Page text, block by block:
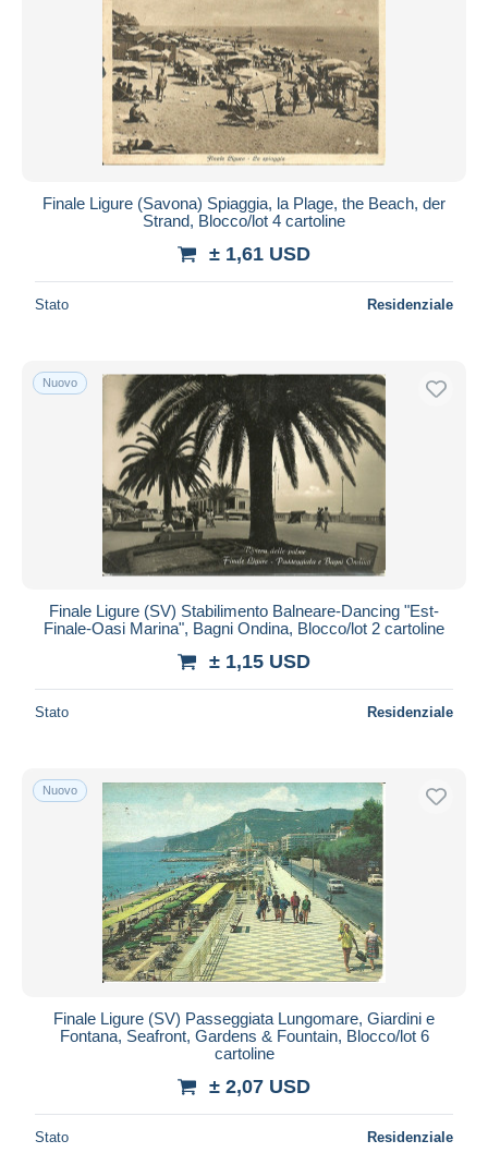
Finale Ligure (Savona) Spiaggia, la Plage, the Beach, der
Strand, Blocco/lot 4 cartoline
± 1,61 USD
Stato Residenziale
Nuovo
Finale Ligure (SV) Stabilimento Balneare-Dancing "Est-
Finale-Oasi Marina", Bagni Ondina, Blocco/lot 2 cartoline
± 1,15 USD
Stato Residenziale
Nuovo
Finale Ligure (SV) Passeggiata Lungomare, Giardini e
Fontana, Seafront, Gardens & Fountain, Blocco/lot 6
cartoline
± 2,07 USD
Stato Residenziale